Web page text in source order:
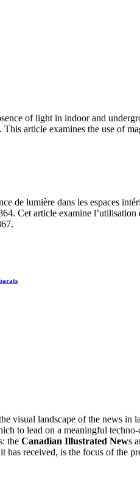
of light in indoor and
article examines the use of
de lumière dans les espaces
Cet article examine
visual landscape of the news
to lead on a meaningful
the Canadian Illustrated News
has received, is the focus of the